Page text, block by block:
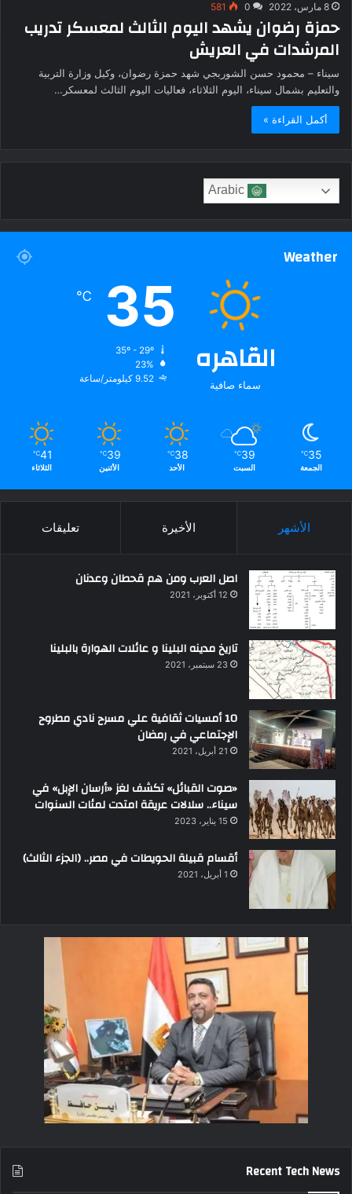
8 مارس، 2022 0
581
حمزة رضوان يشهد اليوم الثالث لمعسكر تدريب
المرشدات في العريش
سيناء – محمود حسن الشوربجي شهد حمزة رضوان، وكيل وزارة التربية
والتعليم بشمال سيناء، اليوم الثلاثاء، فعاليات اليوم الثالث لمعسكر…
أكمل القراءة »
Weather
القاهره
سماء صافية
35
℃
23%
9.52 كيلومتر/ساعة
35
℃
الجمعة
39
℃
السبت
38
℃
الأحد
39
℃
الأثنين
41
℃
الثلاثاء
الأشهر الأخيرة تعليقات
اصل العرب ومن هم قحطان وعدنان
12 أكتوبر، 2021
تاريخ مدينه البلينا و عائلات الهوارة بالبلينا
23 سبتمبر، 2021
10 أمسيات ثقافية علي مسرح نادي مطروح
الإجتماعي في رمضان
21 أبريل، 2021
«صوت القبائل» تكشف لغز «أرسان الإبل» في
سيناء.. سلالات عريقة امتدت لمئات السنوات
15 يناير، 2023
أقسام قبيلة الحويطات في مصر.. (الجزء الثالث)
1 أبريل، 2021
Recent Tech News